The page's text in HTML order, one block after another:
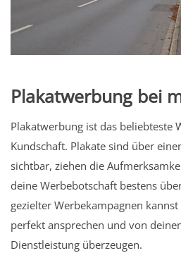
Plakatwerbung bei
Plakatwerbung ist das beliebteste
Kundschaft. Plakate sind über
sichtbar, ziehen die
deine Werbebotschaft bestens
gezielter Werbekampagnen
perfekt ansprechen und von
Dienstleistung überzeugen.